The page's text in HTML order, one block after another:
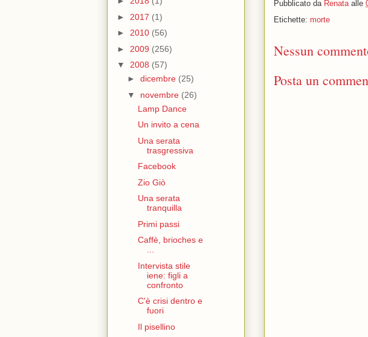
Pubblicato da Renata alle
Etichette: morte
Nessun
Posta un
► 2017 (1)
► 2010 (56)
► 2009 (256)
▼ 2008 (57)
► dicembre (25)
▼ novembre (26)
Lamp Dance
Un invito a cena
Una serata
trasgressiva
Facebook
Zio Giò
Una serata
tranquilla
Primi passi
Caffè, brioches e
Intervista stile
iene: figli a
confronto
C'è crisi dentro e
fuori
Il pisellino